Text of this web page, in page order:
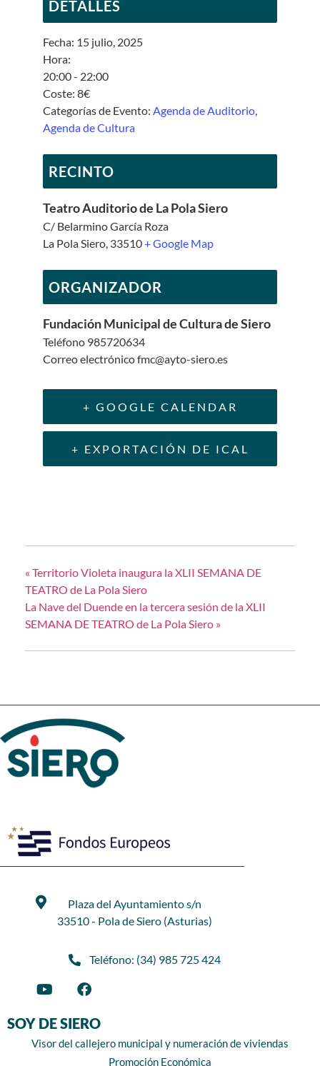
DETALLES
Fecha: 15 julio, 2025
Hora:
20:00 - 22:00
Coste: 8€
Categorías de Evento: Agenda de Auditorio,
Agenda de Cultura
RECINTO
Teatro Auditorio de La Pola Siero
C/ Belarmino García Roza
La Pola Siero, 33510+ Google Map
ORGANIZADOR
Fundación Municipal de Cultura de Siero
Teléfono 985720634
Correo electrónicofmc@ayto-siero.es
+ GOOGLE CALENDAR
+ EXPORTACIÓN DE ICAL
« Territorio Violeta inaugura la XLII SEMANA DE
TEATRO de La Pola Siero
La Nave del Duende en la tercera sesión de la XLII
SEMANA DE TEATRO de La Pola Siero »
Plaza del Ayuntamiento s/n
33510 - Pola de Siero (Asturias)
Teléfono: (34) 985 725 424
SOY DE SIERO
Visor del callejero municipal y numeración de viviendas
Promoción Económica